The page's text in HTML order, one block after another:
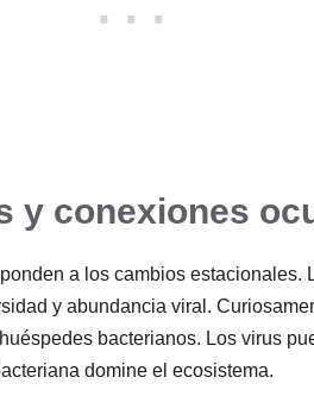
y conexiones
a los cambios estacionales.
y abundancia viral.
bacterianos. Los virus
domine el ecosistema.